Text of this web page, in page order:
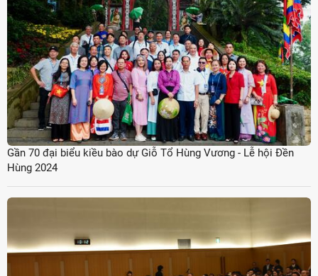
Gần 70 đại biểu kiều bào dự Giỗ Tổ Hùng Vương - Lễ hội Đền
Hùng 2024